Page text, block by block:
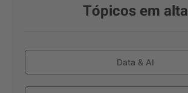
Tópicos em alta
Data & AI